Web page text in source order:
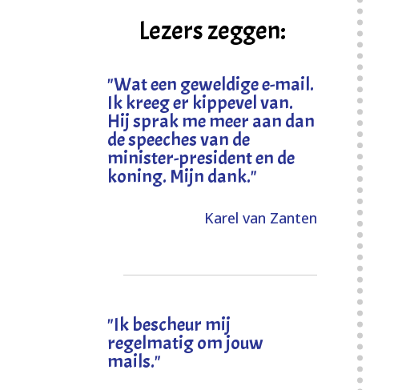
Lezers zeggen:
"Wat een geweldige e-mail.
Ik kreeg er kippevel van.
Hij sprak me meer aan dan
de speeches van de
minister-president en de
koning. Mijn dank."
Karel van Zanten
"Ik bescheur mij
regelmatig om jouw
mails."